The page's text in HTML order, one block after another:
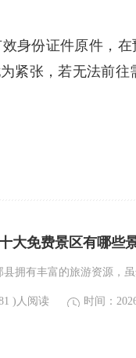
身份证件原件，
紧张，若无法前往
大免费景区有哪些
县拥有丰富的旅游资源，
)人阅读 时间：